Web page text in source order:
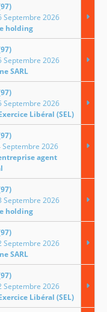
Septembre 2026
holding
Septembre 2026
SARL
Septembre 2026
Libéral (SEL)
Septembre 2026
agent
Septembre 2026
holding
Septembre 2026
SARL
Septembre 2026
Libéral (SEL)